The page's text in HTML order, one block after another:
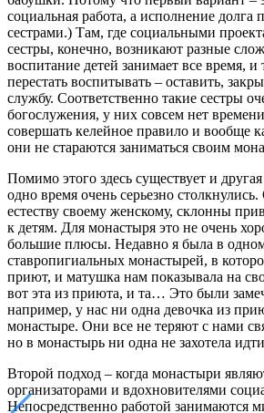
социальная работа, а исполнение долга
сестрами.) Там, где социальными
сестры, конечно, возникают разные
воспитание детей занимает все время,
перестать воспитывать – оставить,
службу. Соответственно такие сестры
богослужения, у них совсем нет
совершать келейное правило и вообще
они не стараются заниматься своим
Помимо этого здесь существует и
одно время очень серьезно
естеству своему женскому, склонны
к детям. Для монастыря это не очень
большие плюсы. Недавно я была в
ставропигиальных монастырей, в
приют, и матушка нам показывала на
вот эта из приюта, и та… Это были
например, у нас ни одна девочка из
монастыре. Они все не теряют с нами
но в монастырь ни одна не захотела
Второй подход – когда монастыри
организаторами и вдохновителями
Непосредственно работой занимаются